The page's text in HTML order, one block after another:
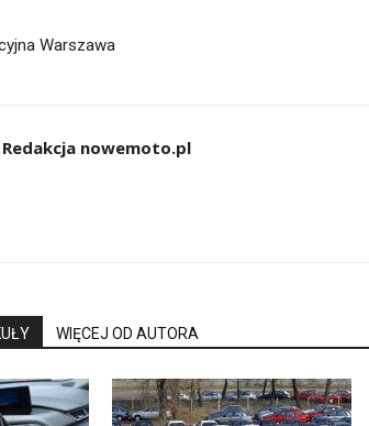
Warszawa
Redakcja nowemoto.pl
WIĘCEJ OD AUTORA